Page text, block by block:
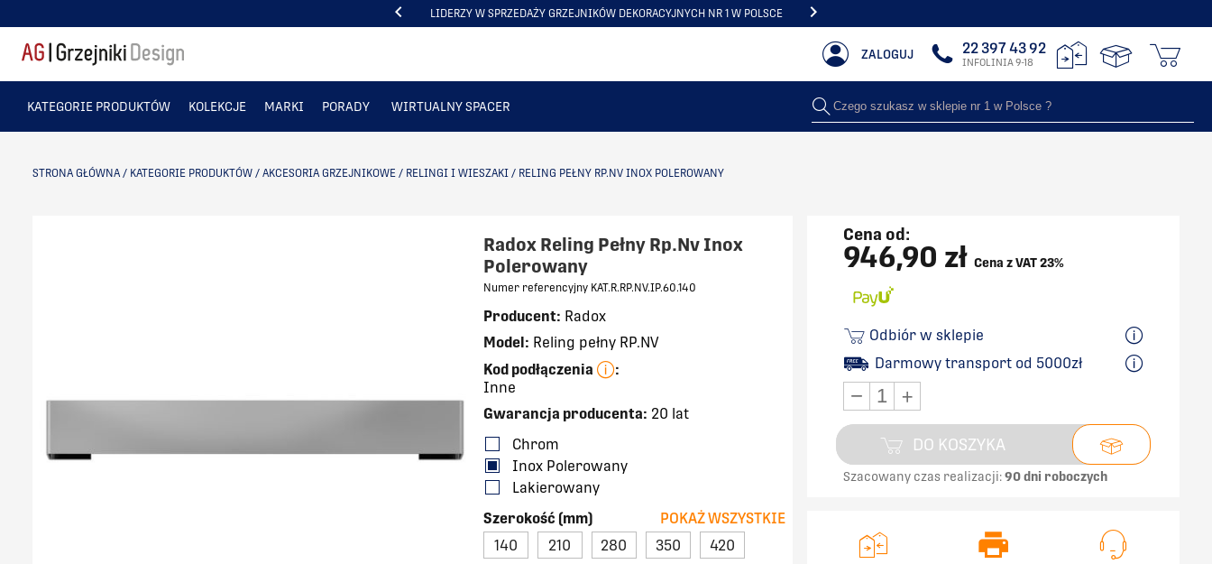
LIDERZY W SPRZEDAŻY GRZEJNIKÓW DEKORACYJNYCH NR 1 W POLSCE
ITEM
ZALOGUJ 22 397 43 92
INFOLINIA 9-18
KATEGORIE PRODUKTÓW KOLEKCJE MARKI PORADY WIRTUALNY SPACER Czego szukasz w sklepie nr 1 w Polsce ?
STRONA GŁÓWNA / KATEGORIE PRODUKTÓW / AKCESORIA GRZEJNIKOWE / RELINGI I WIESZAKI / RELING PEŁNY RP.NV INOX POLEROWANY
Radox Reling Pełny Rp.Nv Inox
Polerowany
Numer referencyjny KAT.R.RP.NV.IP.60.140
Producent: Radox
Model: Reling pełny RP.NV
Kod podłączenia
:
Inne
Gwarancja producenta: 20 lat
Chrom
Inox Polerowany
Lakierowany
Szerokość (mm)
POKAŻ WSZYSTKIE
140
210 280 350 420
Cena od:
946,90 zł Cena z VAT 23%
Odbiór w sklepie
Darmowy transport od 5000zł
− +
DO KOSZYKA
Szacowany czas realizacji:90 dni roboczych